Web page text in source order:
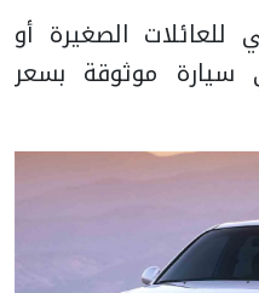
للعائلات الصغيرة أو
سيارة موثوقة بسعر